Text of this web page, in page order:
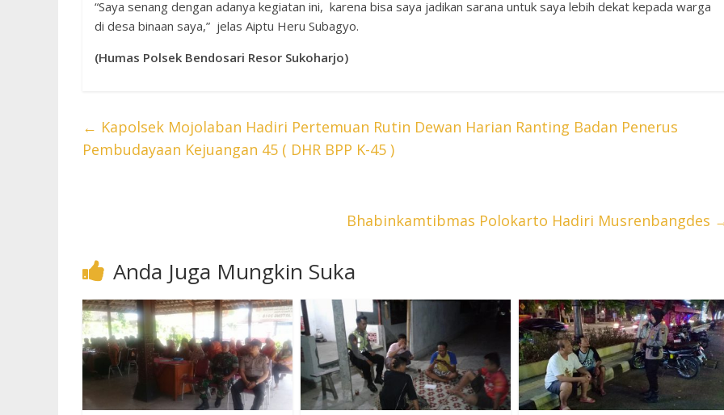
“Saya senang dengan adanya kegiatan ini, karena bisa saya jadikan sarana untuk saya lebih dekat kepada warga
di desa binaan saya,” jelas Aiptu Heru Subagyo.
(Humas Polsek Bendosari Resor Sukoharjo)
← Kapolsek Mojolaban Hadiri Pertemuan Rutin Dewan Harian Ranting Badan Penerus
Pembudayaan Kejuangan 45 ( DHR BPP K-45 )
Bhabinkamtibmas Polokarto Hadiri Musrenbangdes
Anda Juga Mungkin Suka